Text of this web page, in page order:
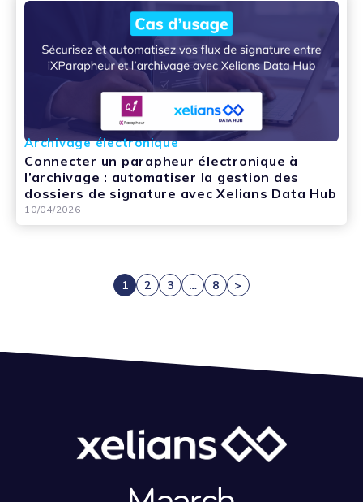
Archivage électronique
Connecter un parapheur électronique à
l’archivage : automatiser la gestion des
dossiers de signature avec Xelians Data Hub
10/04/2026
1 2 3 … 8 >